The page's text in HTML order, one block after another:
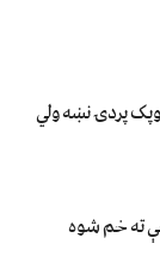
پردۍ نښه ولي
ته خم شوه